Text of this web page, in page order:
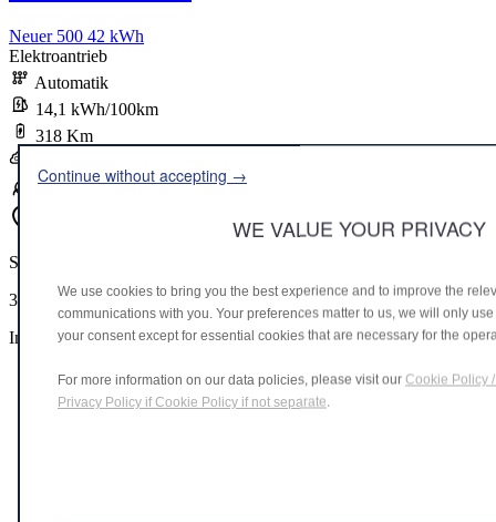
Neuer 500 42 kWh
Elektroantrieb
Automatik
14,1 kWh/100km
318 Km
STELLANTIS &YOU DÜSSELDORF
37.990 €
Inkl. MwSt.
Continue without accepting →
WE VALUE YOUR PRIVACY
We use cookies to bring you the best experience and to improve the
communications with you. Your preferences matter to us, we will only
your consent except for essential cookies that are necessary for the
For more information on our data policies, please visit our Cookie Policy
Privacy Policy if Cookie Policy if not separate.